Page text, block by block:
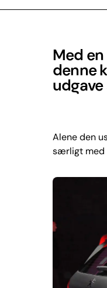
Med
denne
Alene den
særligt med